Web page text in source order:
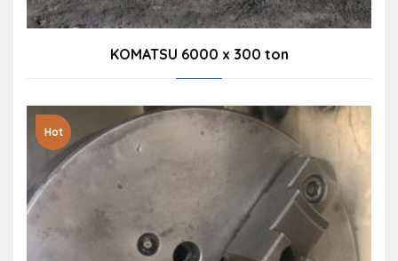
KOMATSU 6000 x 300 ton
Hot